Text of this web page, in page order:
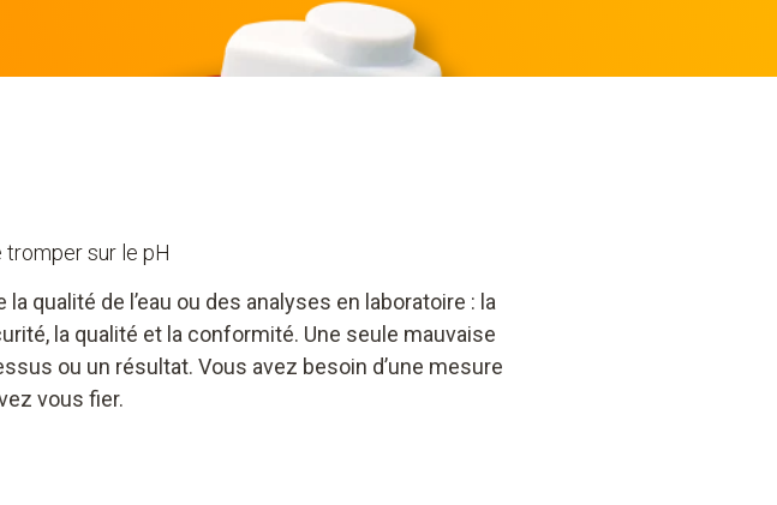
tromper sur le pH
qualité de l’eau ou des analyses en laboratoire : la
la qualité et la conformité. Une seule mauvaise
ou un résultat. Vous avez besoin d’une mesure
vous fier.